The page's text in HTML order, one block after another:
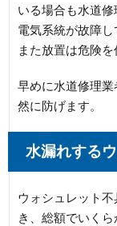
いる場合も水道修
電気系統が故障し
また放置は危険を
早めに水道修理
然に防げます。
水漏れする
ウォシュレット
き、総額でいく